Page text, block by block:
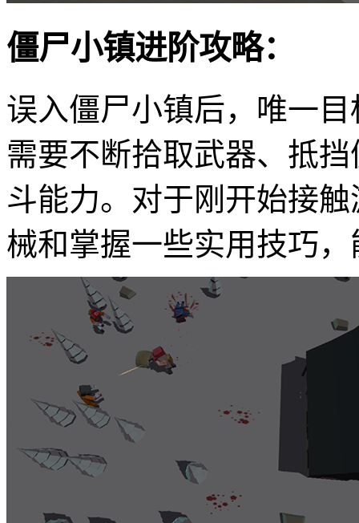
僵尸小镇进阶攻略：
误入僵尸小镇后，唯一
需要不断拾取武器、抵
斗能力。对于刚开始接
械和掌握一些实用技巧